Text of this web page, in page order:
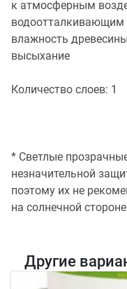
к атмосферным
водоотталкивающим
влажность
высыхание
Количество слоев: 1
* Светлые
незначительной
поэтому их не
на солнечной стороне
Другие